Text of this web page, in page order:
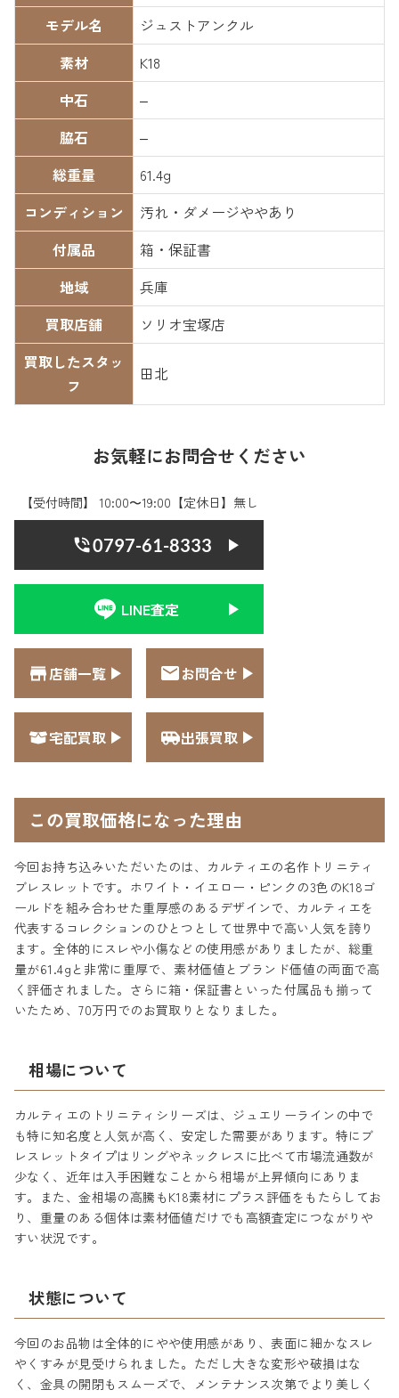
モデル名
ジュストアンクル
素材
K18
中石
–
脇石
–
総重量
61.4g
コンディション
汚れ・ダメージややあり
付属品
箱・保証書
地域
兵庫
買取店舗
ソリオ宝塚店
買取したスタッ
フ
田北
お気軽にお問合せください
【受付時間】 10:00〜19:00【定休日】無し
0797-61-8333
LINE査定
店舗一覧 お問合せ
宅配買取 出張買取
この買取価格になった理由
今回お持ち込みいただいたのは、カルティエの名作トリニティ
ブレスレットです。ホワイト・イエロー・ピンクの3色のK18ゴ
ールドを組み合わせた重厚感のあるデザインで、カルティエを
代表するコレクションのひとつとして世界中で高い人気を誇り
ます。全体的にスレや小傷などの使用感がありましたが、総重
量が61.4gと非常に重厚で、素材価値とブランド価値の両面で高
く評価されました。さらに箱・保証書といった付属品も揃って
いたため、70万円でのお買取りとなりました。
相場について
カルティエのトリニティシリーズは、ジュエリーラインの中で
も特に知名度と人気が高く、安定した需要があります。特にブ
レスレットタイプはリングやネックレスに比べて市場流通数が
少なく、近年は入手困難なことから相場が上昇傾向にありま
す。また、金相場の高騰もK18素材にプラス評価をもたらしてお
り、重量のある個体は素材価値だけでも高額査定につながりや
すい状況です。
状態について
今回のお品物は全体的にやや使用感があり、表面に細かなスレ
やくすみが見受けられました。ただし大きな変形や破損はな
く、金具の開閉もスムーズで、メンテナンス次第でより美しく